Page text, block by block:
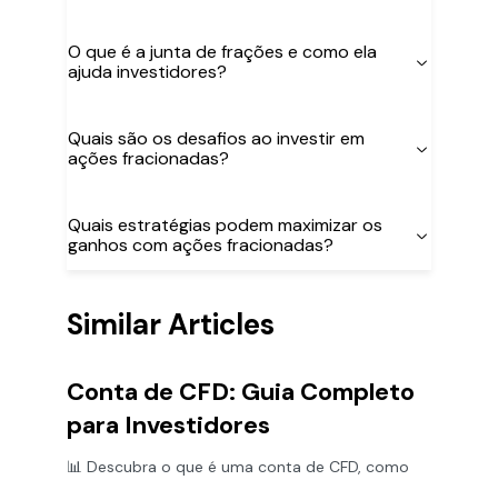
O que é a junta de frações e como ela
ajuda investidores?
Quais são os desafios ao investir em
ações fracionadas?
Quais estratégias podem maximizar os
ganhos com ações fracionadas?
Similar Articles
Conta de CFD: Guia Completo
para Investidores
📊 Descubra o que é uma conta de CFD, como